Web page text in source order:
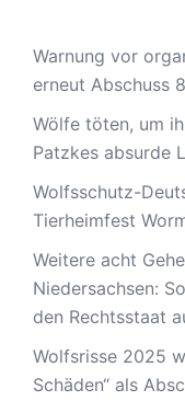
Warnung vor
erneut Abschuss
Wölfe töten, um
Patzkes absurde
Wolfsschutz-
Tierheimfest
Weitere acht
Niedersachsen:
den Rechtsstaat
Wolfsrisse 2025
Schäden“ als